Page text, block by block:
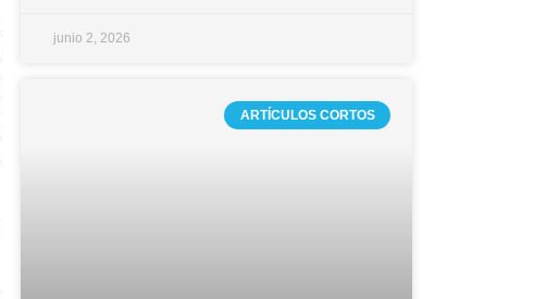
junio 2, 2026
ARTÍCULOS CORTOS